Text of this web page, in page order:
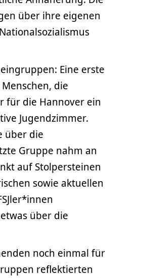
über ihre eigenen
Eine erste
die
für die Hannover ein
Jugendzimmer.
über die
Gruppe nahm an
auf Stolpersteinen
sowie aktuellen
über die
noch einmal für
reflektierten